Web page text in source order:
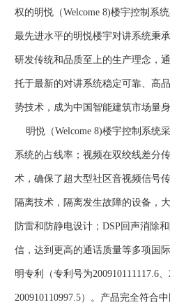
权的明悦（Welcome 8)楼宇控制系
最先进水平的明悦楼宇对讲系统秉
研发传统和品质至上的生产理念，
托于最新的对讲系统稳定可靠、高
势技术，成为中国智能建筑市场量
明悦（Welcome 8)楼宇控制系统
系统的占线率；视频在双绞线差分
术，确保了超大型社区音视频信号
隔离技术，隔离发生故障的设备，
防雷和防静电设计；DSP回声消除
信，达到更高的通话质量等多项国
明专利（专利号为200910111117.6、
200910110997.5）。产品完全符合